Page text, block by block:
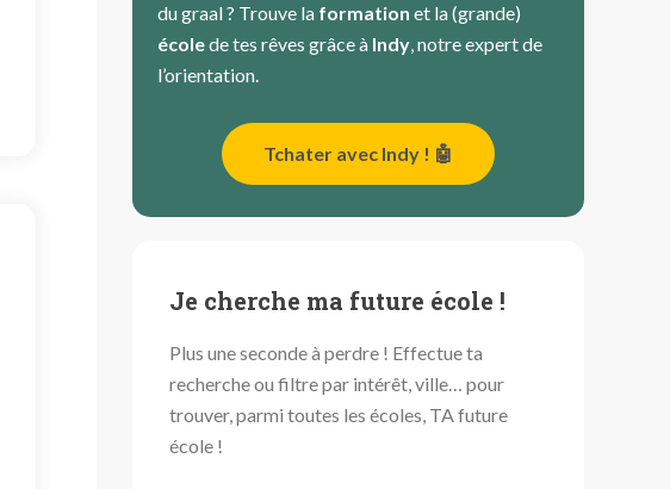
du graal ? Trouve la formation et la (grande)
écolede tes rêves grâce à Indy, notre expert de
l’orientation.
Tchater avec Indy ! 🤖
Je cherche ma future école !
Plus une seconde à perdre ! Effectue ta
recherche ou filtre par intérêt, ville… pour
trouver, parmi toutes les écoles, TA future
école !